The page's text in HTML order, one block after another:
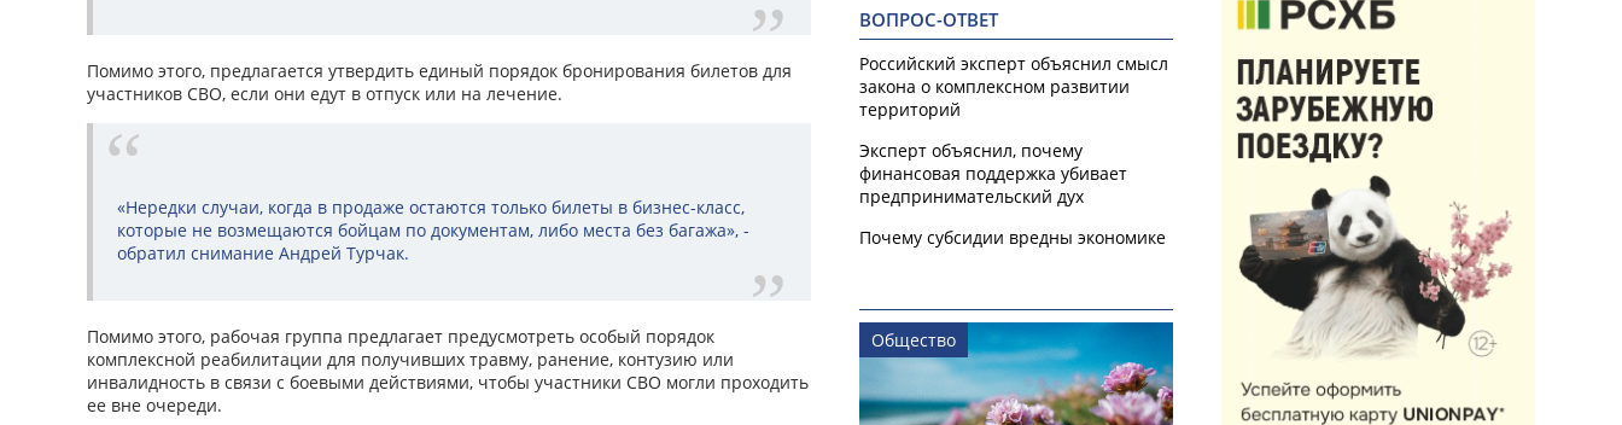
Помимо этого, предлагается утвердить единый порядок бронирования билетов для
участников СВО, если они едут в отпуск или на лечение.
«Нередки случаи, когда в продаже остаются только билеты в бизнес-класс,
которые не возмещаются бойцам по документам, либо места без багажа», -
обратил снимание Андрей Турчак.
Помимо этого, рабочая группа предлагает предусмотреть особый порядок
комплексной реабилитации для получивших травму, ранение, контузию или
инвалидность в связи с боевыми действиями, чтобы участники СВО могли проходить
ее вне очереди.
ВОПРОС-ОТВЕТ
Российский эксперт объяснил смысл
закона о комплексном развитии
территорий
Эксперт объяснил, почему
финансовая поддержка убивает
предпринимательский дух
Почему субсидии вредны экономике
Общество